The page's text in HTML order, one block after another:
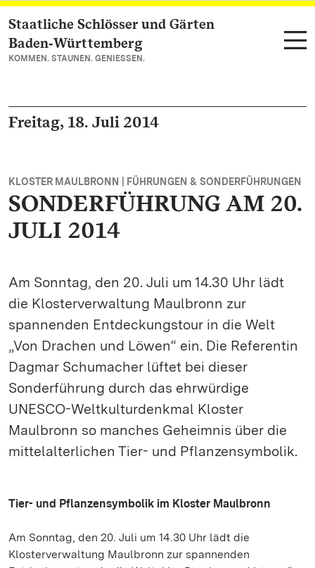
Zum Hauptinhalt springen
Staatliche Schlösser und Gärten
Baden‑Württemberg
KOMMEN. STAUNEN. GENIESSEN.
Freitag, 18. Juli 2014
KLOSTER MAULBRONN | FÜHRUNGEN & SONDERFÜHRUNGEN
SONDERFÜHRUNG AM 20.
JULI 2014
Am Sonntag, den 20. Juli um 14.30 Uhr lädt
die Klosterverwaltung Maulbronn zur
spannenden Entdeckungstour in die Welt
„Von Drachen und Löwen“ ein. Die Referentin
Dagmar Schumacher lüftet bei dieser
Sonderführung durch das ehrwürdige
UNESCO-Weltkulturdenkmal Kloster
Maulbronn so manches Geheimnis über die
mittelalterlichen Tier- und Pflanzensymbolik.
Tier- und Pflanzensymbolik im Kloster Maulbronn
Am Sonntag, den 20. Juli um 14.30 Uhr lädt die
Klosterverwaltung Maulbronn zur spannenden